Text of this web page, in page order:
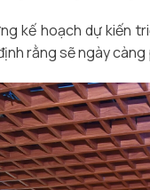
kế hoạch dự kiến
rằng sẽ ngày